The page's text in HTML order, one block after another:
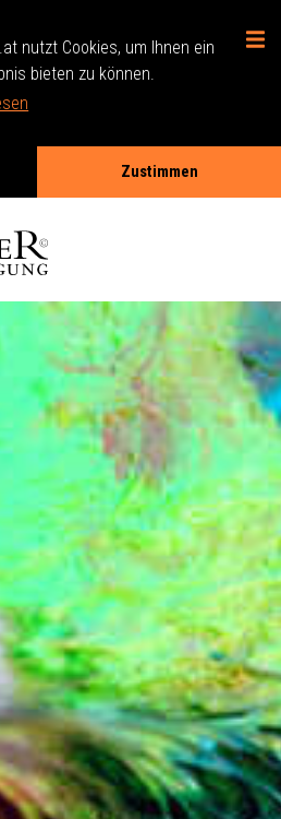
nutzt Cookies, um Ihnen ein
bieten zu können.
Zustimmen